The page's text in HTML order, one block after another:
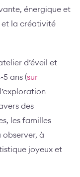
énergique et
et la créativité
d’éveil et
ans (sur
des
les familles
observer, à
joyeux et